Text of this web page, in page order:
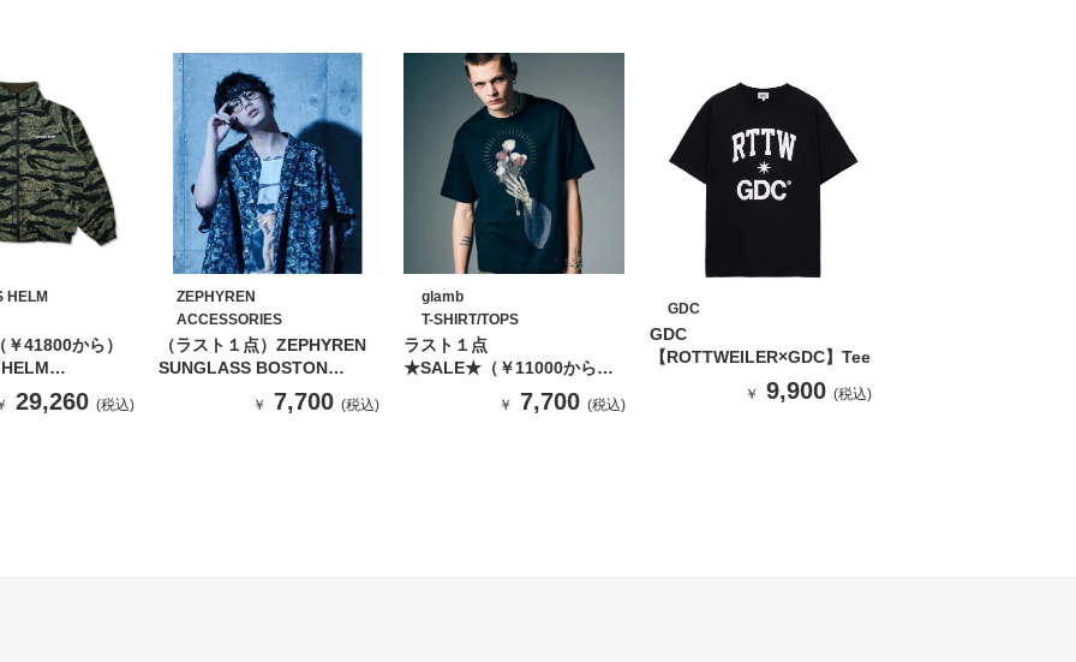
HELM
41800から）
FLEECE
29,260 (税込)
ZEPHYREN
ACCESSORIES
（ラスト１点）ZEPHYREN
SUNGLASS BOSTON
BLACK / CLEAR
￥ 7,700(税込)
glamb
T-SHIRT/TOPS
ラスト１点
★SALE★（￥11000から）
Glamb Prayer Charm T-
Shirt / プレイヤーチャームT
￥ 7,700(税込)
GDC
GDC
【ROTTWEILER×GDC】Tee
￥ 9,900 (税込)